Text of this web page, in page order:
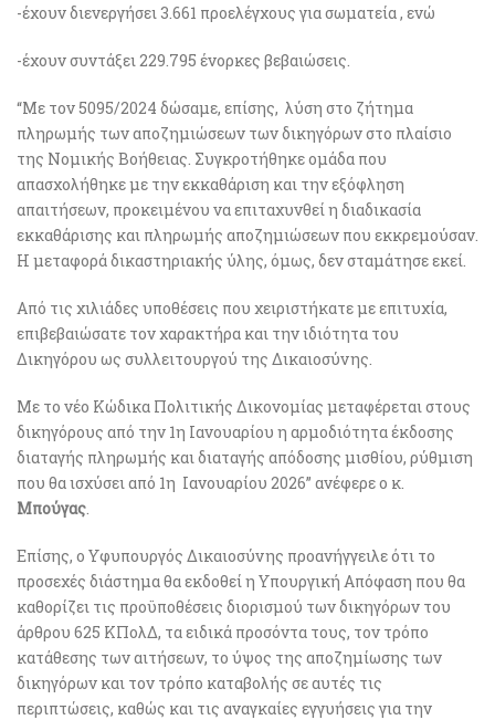
-έχουν διενεργήσει 3.661 προελέγχους για σωματεία , ενώ
-έχουν συντάξει 229.795 ένορκες βεβαιώσεις.
“Με τον 5095/2024 δώσαμε, επίσης, λύση στο ζήτημα
πληρωμής των αποζημιώσεων των δικηγόρων στο πλαίσιο
της Νομικής Βοήθειας. Συγκροτήθηκε ομάδα που
απασχολήθηκε με την εκκαθάριση και την εξόφληση
απαιτήσεων, προκειμένου να επιταχυνθεί η διαδικασία
εκκαθάρισης και πληρωμής αποζημιώσεων που εκκρεμούσαν.
Η μεταφορά δικαστηριακής ύλης, όμως, δεν σταμάτησε εκεί.
Από τις χιλιάδες υποθέσεις που χειριστήκατε με επιτυχία,
επιβεβαιώσατε τον χαρακτήρα και την ιδιότητα του
Δικηγόρου ως συλλειτουργού της Δικαιοσύνης.
Με το νέο Κώδικα Πολιτικής Δικονομίας μεταφέρεται στους
δικηγόρους από την 1η Ιανουαρίου η αρμοδιότητα έκδοσης
διαταγής πληρωμής και διαταγής απόδοσης μισθίου, ρύθμιση
που θα ισχύσει από 1η Ιανουαρίου 2026” ανέφερε ο κ.
Μπούγας
Επίσης, ο Υφυπουργός Δικαιοσύνης προανήγγειλε ότι το
προσεχές διάστημα θα εκδοθεί η Υπουργική Απόφαση που θα
καθορίζει τις προϋποθέσεις διορισμού των δικηγόρων του
άρθρου 625 ΚΠολΔ, τα ειδικά προσόντα τους, τον τρόπο
κατάθεσης των αιτήσεων, το ύψος της αποζημίωσης των
δικηγόρων και τον τρόπο καταβολής σε αυτές τις
περιπτώσεις, καθώς και τις αναγκαίες εγγυήσεις για την